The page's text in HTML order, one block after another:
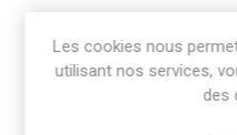
Les cookies nous
utilisant nos services,
des